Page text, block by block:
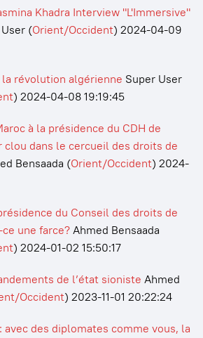
Khadra Interview "L'Immersive"
(Orient/Occident) 2024-04-09
la révolution algérienne Super User
) 2024-04-08 19:19:45
à la présidence du CDH de
clou dans le cercueil des droits de
Bensaada (Orient/Occident) 2024-
du Conseil des droits de
une farce?Ahmed Bensaada
) 2024-01-02 15:50:17
de l’état sioniste Ahmed
Occident) 2023-11-01 20:22:24
avec des diplomates comme vous, la